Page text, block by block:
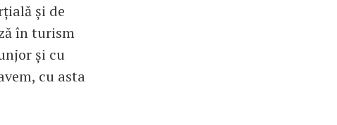
și de
în turism
și cu
cu asta